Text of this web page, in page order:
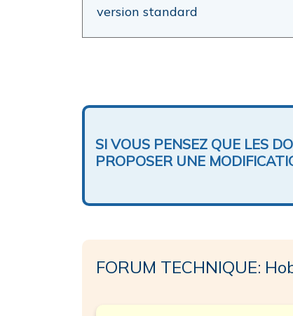
version standard
SI VOUS PENSEZ QUE LES
PROPOSER UNE
FORUM TECHNIQUE: